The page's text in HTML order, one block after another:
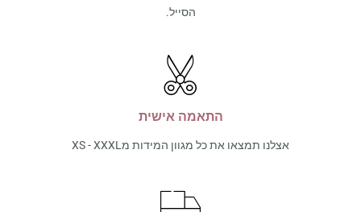
הסייל.
התאמה אישית
אצלנו תמצאו את כל מגוון המידות מXS - XXXL